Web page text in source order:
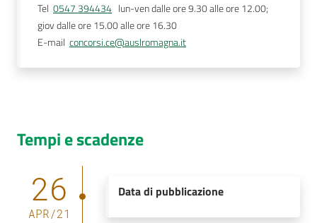
Tel 0547 394434
   lun-ven dalle ore 9.30 alle ore 12.00;
giov dalle ore 15.00 alle ore 16.30
E-mail concorsi.ce@auslromagna.it
Tempi e scadenze
26
APR/21
Data di pubblicazione